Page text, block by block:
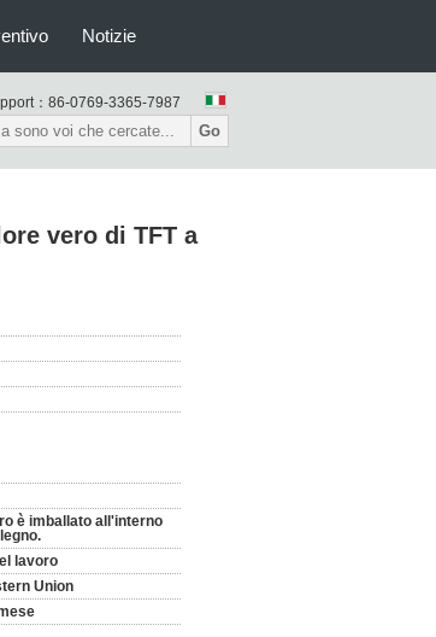
Notizie
： 86-0769-3365-7987
Go
vero di TFT a
è imballato all'interno
lavoro
Union